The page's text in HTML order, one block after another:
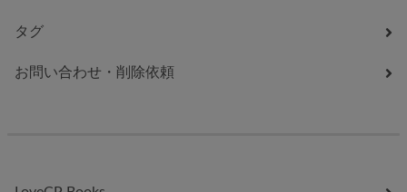
タグ
お問い合わせ・削除依頼